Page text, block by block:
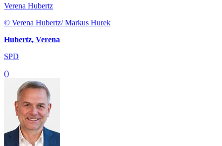
Verena Hubertz
© Verena Hubertz/ Markus Hurek
Hubertz, Verena
SPD
()